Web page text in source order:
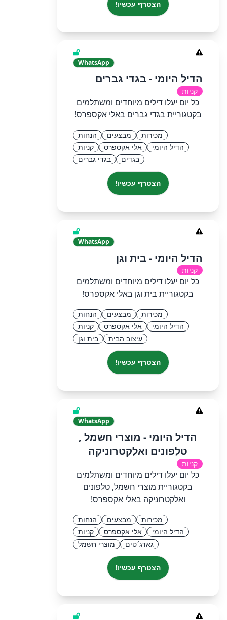
הצטרף עכשיו!
WhatsApp
הדיל היומי - בגדי גברים
קניות
כל יום יעלו דילים מיוחדים ומשתלמים
בקטגוריית בגדי גברים באלי אקספרס!
מכירות מבצעים
הנחות
הדיל היומי
אלי אקספרס
קניות
בגדים
בגדי גברים
הצטרף עכשיו!
WhatsApp
הדיל היומי - בית וגן
קניות
כל יום יעלו דילים מיוחדים ומשתלמים
בקטגוריית בית וגן באלי אקספרס!
מכירות מבצעים
הנחות
הדיל היומי
אלי אקספרס
קניות
עיצוב הבית
בית וגן
הצטרף עכשיו!
WhatsApp
הדיל היומי - מוצרי חשמל ,
טלפונים ואלקטרוניקה
קניות
כל יום יעלו דילים מיוחדים ומשתלמים
בקטגוריית מוצרי חשמל, טלפונים
ואלקטרוניקה באלי אקספרס!
מכירות מבצעים
הנחות
הדיל היומי
אלי אקספרס
קניות
גאדג׳טים
מוצרי חשמל
הצטרף עכשיו!